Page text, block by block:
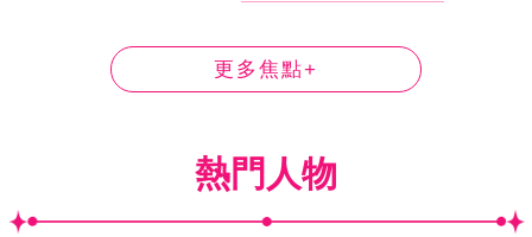
更多焦點+
熱門人物